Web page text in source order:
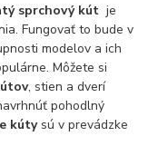
sprchový kút je
Fungovať to bude v
modelov a ich
Môžete si
, stien a dverí
pohodlný
kútysú v prevádzke